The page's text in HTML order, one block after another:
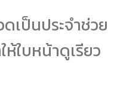
เป็นประจำช่วย
ใบหน้าดูเรียว